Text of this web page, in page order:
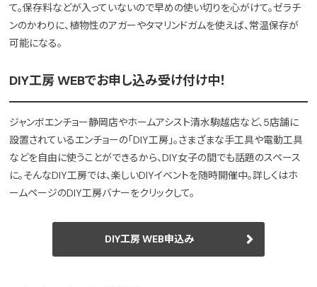
て。保存料などが入っていないので早めの使い切りを心がけて。ゼラチ
ンのかわりに、植物性のアガーやタマリンドガムを使えば、常温保存が
可能になる。
DIY工房 WEBでお申し込み受け付け中！
ジャンボエンチョー静岡店やホームアシスト清水駒越店など、5店舗に
設置されているエンチョーの「DIY工房」。さまざまな手工具や電動工具
などを自由に使うことができるから、DIY女子の間でも話題のスペース
に。そんなDIY工房では、楽しいDIYイベントを随時開催中。詳しくはホ
ームページのDIY工房バナーをクリックして。
DIY工房 WEB申込み